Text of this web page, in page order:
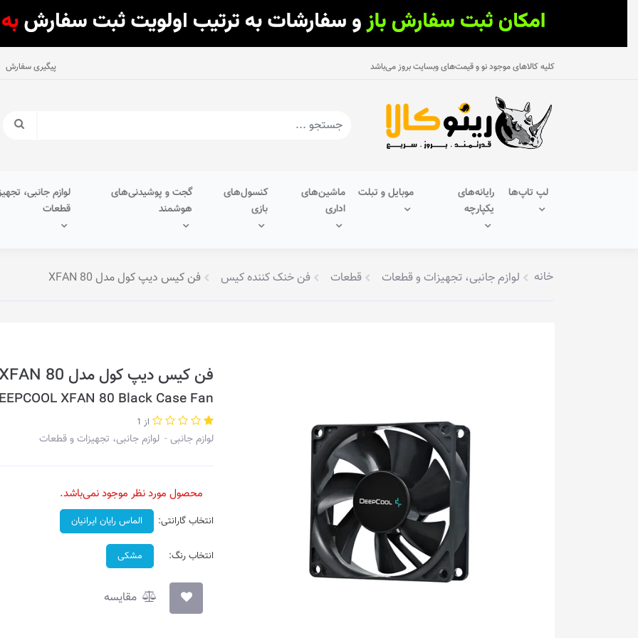
کلیه کالاهای موجود نو و قیمت‌های وبسایت بروز می‌باشد پیگیری سفارش
لپ تاپ‌ها
رایانه‌های
یکپارچه
موبایل و تبلت
ماشین‌های
اداری
کنسول‌های
بازی
گجت و پوشیدنی‌های
هوشمند
لوازم جانبی،
قطعات
خانه لوازم جانبی، تجهیزات و قطعات قطعات فن خنک کننده کیس فن کیس دیپ کول مدل XFAN 80
فن کیس دیپ کول مدل XFAN 80
XFAN 80 Black Case Fan
از 1
لوازم جانبی لوازم جانبی، تجهیزات و قطعات
محصول مورد نظر موجود نمی‌باشد.
انتخاب گارانتی: الماس رایان ایرانیان
انتخاب رنگ: مشکی
مقایسه